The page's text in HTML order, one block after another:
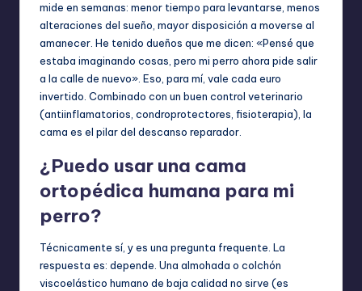
mide en semanas: menor tiempo para levantarse, menos
alteraciones del sueño, mayor disposición a moverse al
amanecer. He tenido dueños que me dicen: «Pensé que
estaba imaginando cosas, pero mi perro ahora pide salir
a la calle de nuevo». Eso, para mí, vale cada euro
invertido. Combinado con un buen control veterinario
(antiinflamatorios, condroprotectores, fisioterapia), la
cama es el pilar del descanso reparador.
¿Puedo usar una cama
ortopédica humana para mi
perro?
Técnicamente sí, y es una pregunta frequente. La
respuesta es: depende. Una almohada o colchón
viscoelástico humano de baja calidad no sirve (es